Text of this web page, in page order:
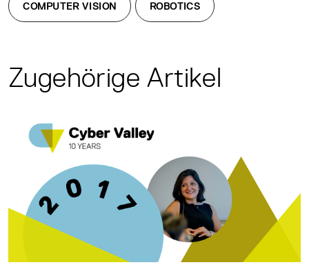
COMPUTER VISION ROBOTICS
Zugehörige Artikel